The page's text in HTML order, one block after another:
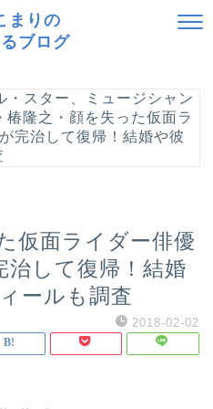
まりの
ブログ
・スター、ミュージシャン
椿隆之・顔を失った仮面ラ
完治して復帰！結婚や彼
仮面ライダー俳優
治して復帰！結婚
ールも調査
2018-02-02